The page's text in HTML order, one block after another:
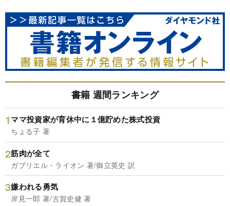
書籍 週間ランキング
ママ投資家が育休中に１億貯めた株式投資
ちょる子 著
筋肉が全て
ガブリエル・ライオン 著/御立英史 訳
嫌われる勇気
岸見一郎 著/古賀史健 著